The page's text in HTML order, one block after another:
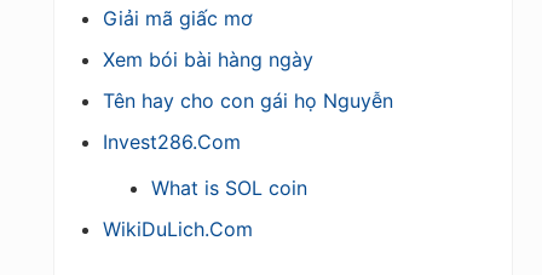
Giải mã giấc mơ
Xem bói bài hàng ngày
Tên hay cho con gái họ Nguyễn
Invest286.Com
What is SOL coin
WikiDuLich.Com